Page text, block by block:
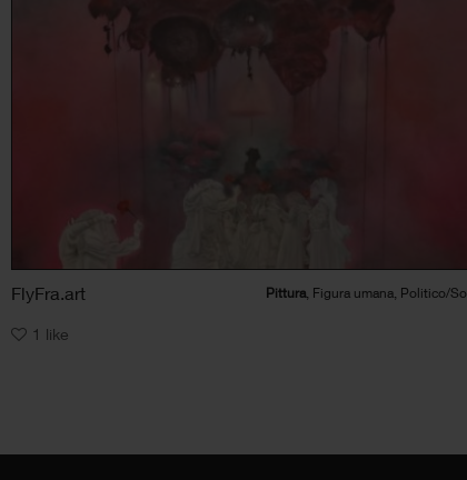
FlyFra.art Pittura, Figura umana, Politico/Sociale
1 like